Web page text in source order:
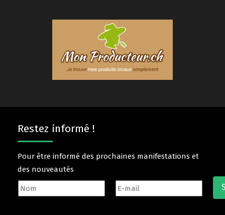
Restez informé !
Pour être informé des prochaines manifestations et
des nouveautés